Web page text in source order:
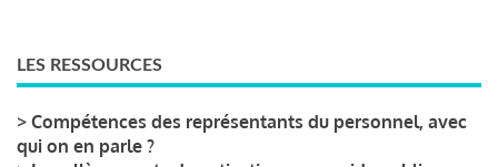
LES RESSOURCES
> Compétences des représentants du personnel, avec
qui on en parle ?